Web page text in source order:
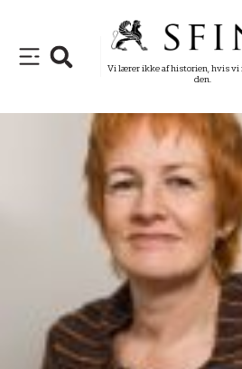
Vi lærer ikke af historien, hvis vi
den.